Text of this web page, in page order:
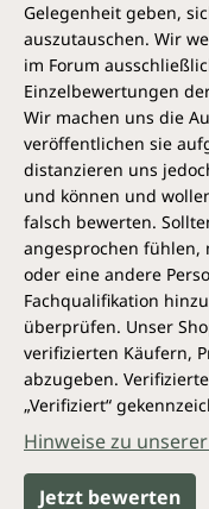
Gelegenheit geben,
auszutauschen. Wir
im Forum
Einzelbewertungen
Wir machen uns die
veröffentlichen sie
distanzieren uns
und können und
falsch bewerten.
angesprochen fühlen,
oder eine andere
Fachqualifikation
überprüfen. Unser
verifizierten Käufern,
abzugeben.
„Verifiziert“
Hinweise zu
Jetzt bewerten